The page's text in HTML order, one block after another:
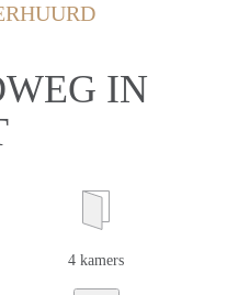
IN
4 kamers